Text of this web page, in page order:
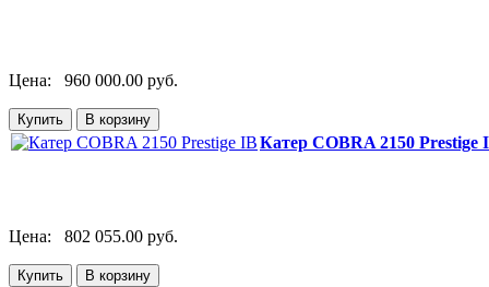
Цена: 960 000.00 руб.
Катер СOBRA 2150 Prestige
Цена: 802 055.00 руб.